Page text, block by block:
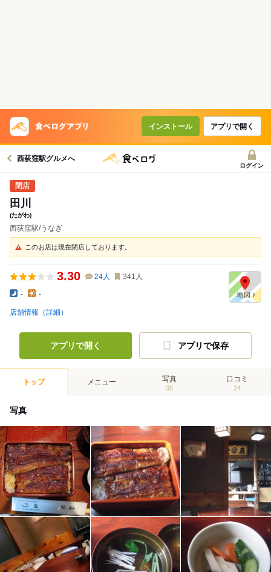
インストール アプリで開く
西荻窪駅グルメへ
ログイン
田川
(たがわ)
西荻窪駅/うなぎ
このお店は現在閉店しております。
3.30 24人 341 人
- -
店舗情報（詳細）
アプリで開く アプリで保存
トップ メニュー 写真
35
口コミ
24
写真